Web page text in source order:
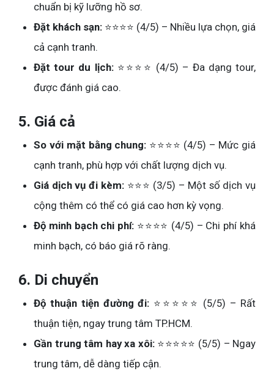
chuẩn bị kỹ lưỡng hồ sơ.
Đặt khách sạn: ⭐⭐⭐⭐ (4/5) – Nhiều lựa chọn, giá
cả cạnh tranh.
Đặt tour du lịch:⭐⭐⭐⭐ (4/5) – Đa dạng tour,
được đánh giá cao.
5. Giá cả
So với mặt bằng chung: ⭐⭐⭐⭐ (4/5) – Mức giá
cạnh tranh, phù hợp với chất lượng dịch vụ.
Giá dịch vụ đi kèm:⭐⭐⭐ (3/5) – Một số dịch vụ
cộng thêm có thể có giá cao hơn kỳ vọng.
Độ minh bạch chi phí: ⭐⭐⭐⭐ (4/5) – Chi phí khá
minh bạch, có báo giá rõ ràng.
6. Di chuyển
Độ thuận tiện đường đi: ⭐⭐⭐⭐⭐ (5/5) – Rất
thuận tiện, ngay trung tâm TP.HCM.
Gần trung tâm hay xa xôi:⭐⭐⭐⭐⭐ (5/5) – Ngay
trung tâm, dễ dàng tiếp cận.